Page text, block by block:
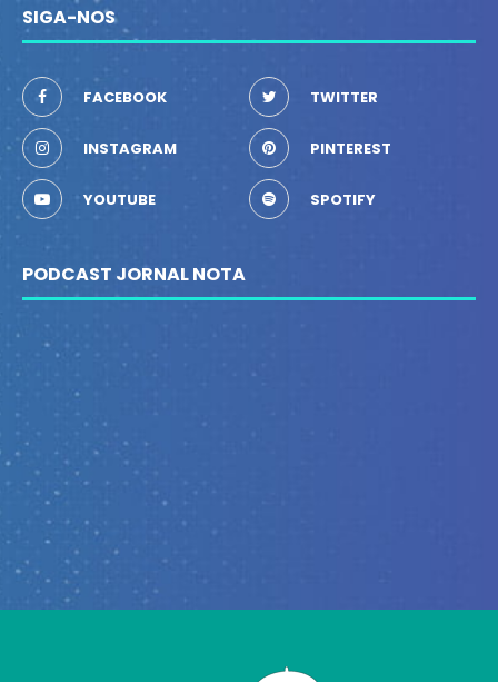
SIGA-NOS
FACEBOOK TWITTER
INSTAGRAM PINTEREST
YOUTUBE SPOTIFY
PODCAST JORNAL NOTA